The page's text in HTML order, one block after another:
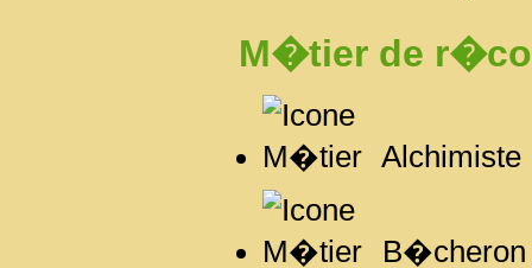
M�tier de
Alchimiste
B�cheron